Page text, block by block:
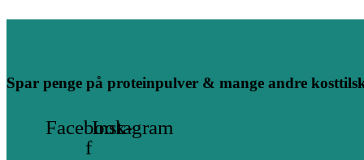
Spar penge på proteinpulver & mange andre
Facebook-
f
Instagram